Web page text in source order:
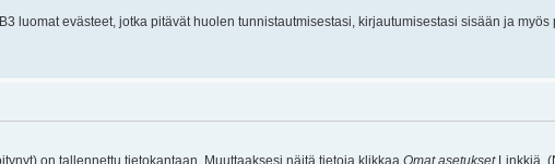
luomat evästeet, jotka pitävät huolen tunnistautmisestasi, kirjautumisestasi sisään ja
on tallennettu tietokantaan. Muuttaaksesi näitä tietoja klikkaa Omat asetuksetLinkkiä.